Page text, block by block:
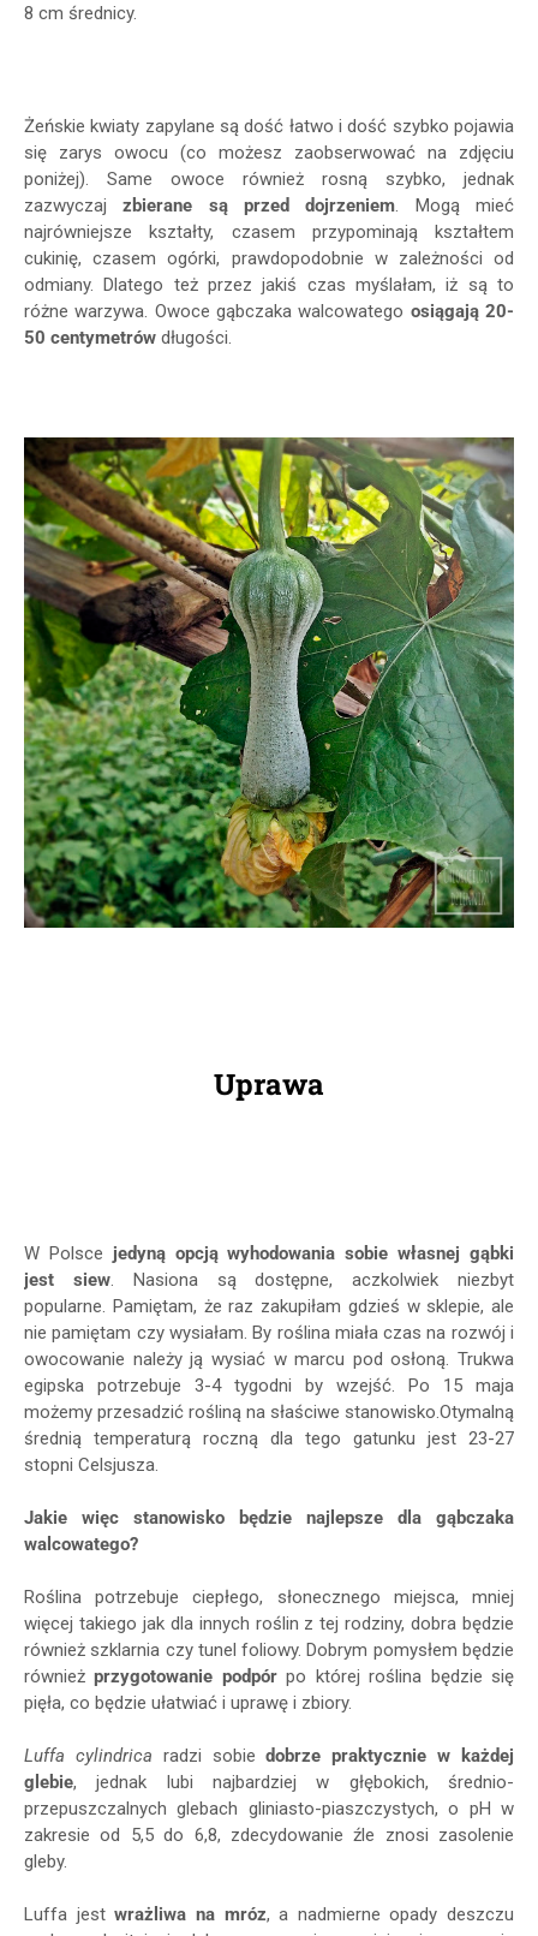
8 cm średnicy.
Żeńskie kwiaty zapylane są dość łatwo i dość szybko pojawia
się zarys owocu (co możesz zaobserwować na zdjęciu
poniżej). Same owoce również rosną szybko, jednak
zazwyczajzbierane są przed dojrzeniem. Mogą mieć
najrówniejsze kształty, czasem przypominają kształtem
cukinię, czasem ogórki, prawdopodobnie w zależności od
odmiany. Dlatego też przez jakiś czas myślałam, iż są to
różne warzywa. Owoce gąbczaka walcowatego osiągają 20-
50 centymetrów długości.
Uprawa
W Polsce jedyną opcją wyhodowania sobie własnej gąbki
jest siew. Nasiona są dostępne, aczkolwiek niezbyt
popularne. Pamiętam, że raz zakupiłam gdzieś w sklepie, ale
nie pamiętam czy wysiałam. By roślina miała czas na rozwój i
owocowanie należy ją wysiać w marcu pod osłoną. Trukwa
egipska potrzebuje 3-4 tygodni by wzejść. Po 15 maja
możemy przesadzić rośliną na słaściwe stanowisko.Otymalną
średnią temperaturą roczną dla tego gatunku jest 23-27
stopni Celsjusza.
Jakie więc stanowisko będzie najlepsze dla gąbczaka
walcowatego?
Roślina potrzebuje ciepłego, słonecznego miejsca, mniej
więcej takiego jak dla innych roślin z tej rodziny, dobra będzie
również szklarnia czy tunel foliowy. Dobrym pomysłem będzie
równieżprzygotowanie podpórpo której roślina będzie się
pięła, co będzie ułatwiać i uprawę i zbiory.
Luffa cylindrica radzi sobiedobrze praktycznie w każdej
glebie, jednak lubi najbardziej w głębokich, średnio-
przepuszczalnych glebach gliniasto-piaszczystych,o pH w
zakresie od 5,5 do 6,8, zdecydowanie źle znosi zasolenie
gleby.
Luffa jestwrażliwa na mróz, a nadmierne opady deszczu